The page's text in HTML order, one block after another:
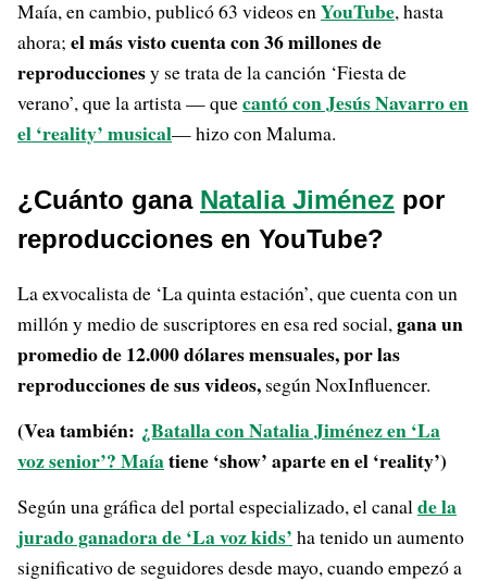
Maía, en cambio, publicó 63 videos enYouTube, hasta
ahora; el más visto cuenta con 36 millones de
reproduccionesy se trata de la canción ‘Fiesta de
verano’, que la artista — quecantó con Jesús Navarro en
el ‘reality’ musical— hizo con Maluma.
¿Cuánto gana Natalia Jiménez por
reproducciones en YouTube?
La exvocalista de ‘La quinta estación’, que cuenta con un
millón y medio de suscriptores en esa red social,gana un
promedio de 12.000 dólares mensuales, por las
reproducciones de sus videos, según NoxInfluencer.
(Vea también: ¿Batalla con Natalia Jiménez en ‘La
voz senior’?Maíatiene ‘show’ aparte en el ‘reality’)
Según una gráfica del portal especializado, el canalde la
jurado ganadora de ‘La voz kids’ ha tenido un aumento
significativo de seguidores desde mayo, cuando empezó a